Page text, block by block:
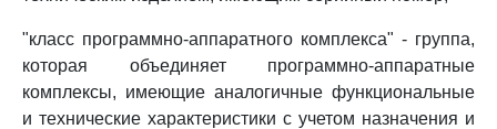
"класс программно-аппаратного комплекса" - группа,
которая объединяет программно-аппаратные
комплексы, имеющие аналогичные функциональные
и технические характеристики с учетом назначения и